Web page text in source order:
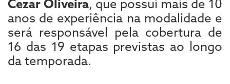
Cezar Oliveira, que possui mais de 10
anos de experiência na modalidade e
será responsável pela cobertura de
16 das 19 etapas previstas ao longo
da temporada.